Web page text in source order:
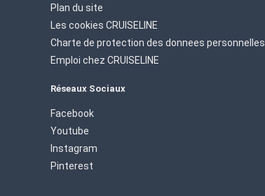
Plan du site
Les cookies CRUISELINE
Charte de protection des donnees personnelles
Emploi chez CRUISELINE
Réseaux Sociaux
Facebook
Youtube
Instagram
Pinterest